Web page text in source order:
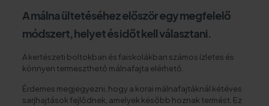
A málna ültetéséhez először egy megfelelő
módszert, helyet és időt kell választani.
A kertészeti boltokban és faiskolákban számos ízletes és
könnyen termeszthető málnafajta elérhető.
Érdemes megjegyezni, hogy a korai málnafajtáknál kétéves
sarjhajtások fejlődnek, amelyek később hoznak termést. Ez